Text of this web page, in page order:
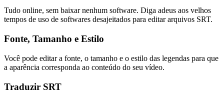
Tudo online, sem baixar nenhum software. Diga adeus aos velhos
tempos de uso de softwares desajeitados para editar arquivos SRT.
Fonte, Tamanho e Estilo
Você pode editar a fonte, o tamanho e o estilo das legendas para que
a aparência corresponda ao conteúdo do seu vídeo.
Traduzir SRT